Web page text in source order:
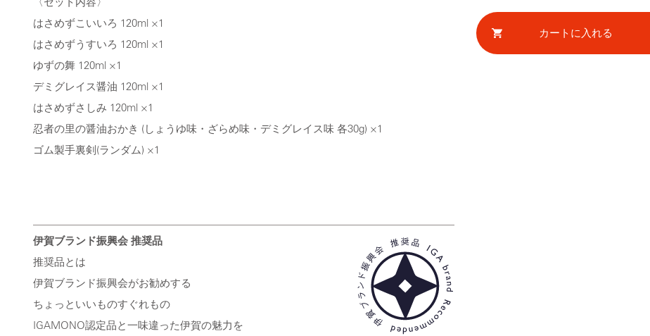
〈セット内容〉
はさめずこいいろ 120ml ×1
はさめずうすいろ 120ml ×1
ゆずの舞 120ml ×1
デミグレイス醤油 120ml ×1
はさめずさしみ 120ml ×1
忍者の里の醤油おかき (しょうゆ味・ざらめ味・デミグレイス味 各30g) ×1
ゴム製手裏剣(ランダム) ×1
伊賀ブランド振興会 推奨品
推奨品とは
伊賀ブランド振興会がお勧めする
ちょっといいものすぐれもの
IGAMONO認定品と一味違った伊賀の魅力を